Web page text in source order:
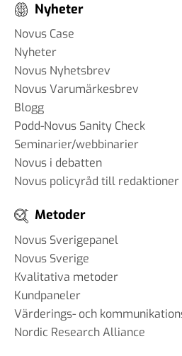
Nyheter
Novus Case
Nyheter
Novus Nyhetsbrev
Novus Varumärkesbrev
Blogg
Podd-Novus Sanity Check
Seminarier/webbinarier
Novus i debatten
Novus policyråd till redaktioner
Metoder
Novus Sverigepanel
Novus Sverige
Kvalitativa metoder
Kundpaneler
Värderings- och
Nordic Research Alliance